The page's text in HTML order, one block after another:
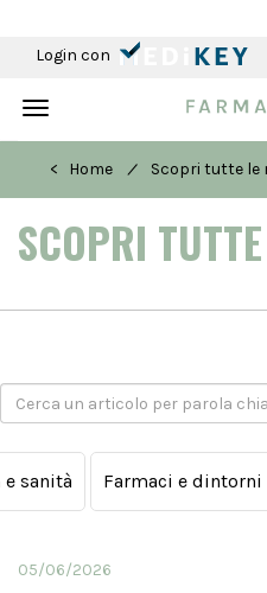
Login con
Toggle
< Home
/ Scopri tutte le
SCOPRI
sanità Farmaci e dintorni
05/06/2026